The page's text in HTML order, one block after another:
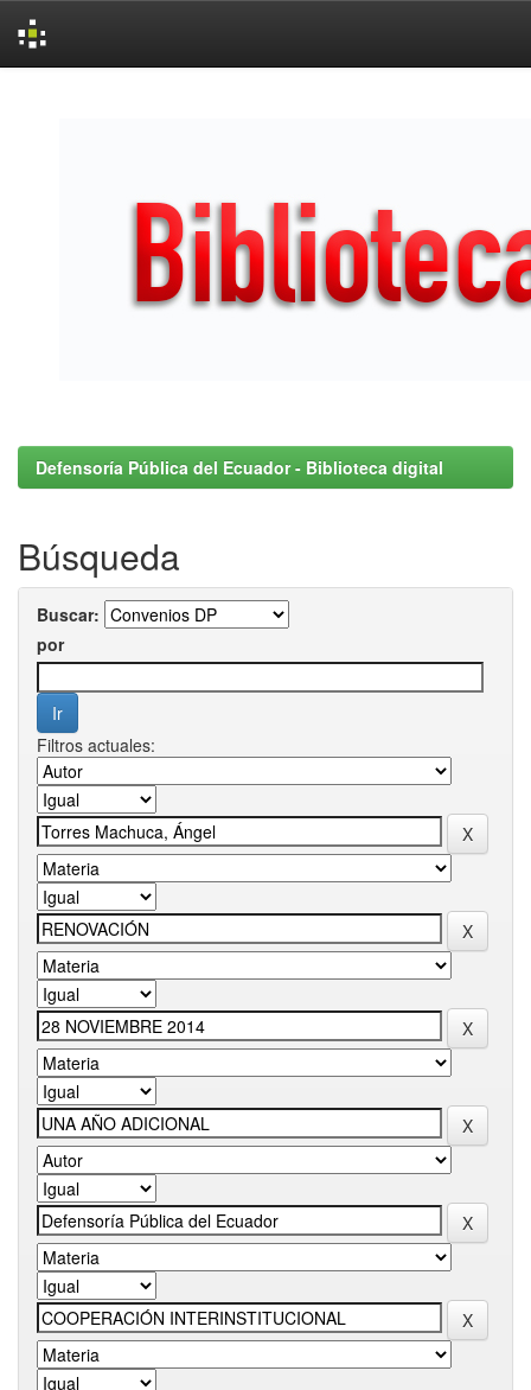
Defensoría Pública del Ecuador - Biblioteca digital
Búsqueda
Buscar:
por
Filtros actuales: